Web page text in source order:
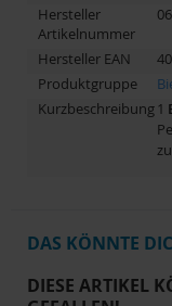
Hersteller
Artikelnummer
Hersteller EAN
Produktgruppe
Kurzbeschreibung 1
DAS KÖNNTE
DIESE ARTIKEL